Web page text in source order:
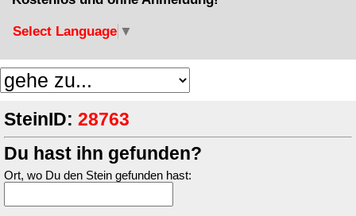
Select Language ▼
SteinID: 28763
Du hast ihn gefunden?
Ort, wo Du den Stein gefunden hast: